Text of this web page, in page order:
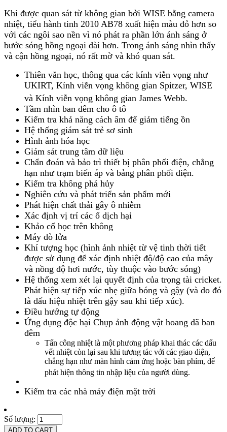
Khi được quan sát từ không gian bởi WISE bằng camera
nhiệt, tiểu hành tinh 2010 AB78 xuất hiện màu đỏ hơn so
với các ngôi sao nền vì nó phát ra phần lớn ánh sáng ở
bước sóng hồng ngoại dài hơn. Trong ánh sáng nhìn thấy
và cận hồng ngoại, nó rất mờ và khó quan sát.
Thiên văn học, thông qua các kính viễn vọng như
UKIRT, Kính viễn vọng không gian Spitzer, WISE
và Kính viễn vọng không gian James Webb.
Tầm nhìn ban đêm cho ô tô
Kiểm tra khả năng cách âm để giảm tiếng ồn
Hệ thống giám sát trẻ sơ sinh
Hình ảnh hóa học
Giám sát trung tâm dữ liệu
Chẩn đoán và bảo trì thiết bị phân phối điện, chẳng
hạn như trạm biến áp và bảng phân phối điện.
Kiểm tra không phá hủy
Nghiên cứu và phát triển sản phẩm mới
Phát hiện chất thải gây ô nhiễm
Xác định vị trí các ổ dịch hại
Khảo cổ học trên không
Máy dò lửa
Khí tượng học (hình ảnh nhiệt từ vệ tinh thời tiết
được sử dụng để xác định nhiệt độ/độ cao của mây
và nồng độ hơi nước, tùy thuộc vào bước sóng)
Hệ thống xem xét lại quyết định của trọng tài cricket.
Phát hiện sự tiếp xúc nhẹ giữa bóng và gậy (và do đó
là dấu hiệu nhiệt trên gậy sau khi tiếp xúc).
Điều hướng tự động
Ứng dụng độc hại Chụp ảnh động vật hoang dã ban
đêm
Tấn công nhiệt là một phương pháp khai thác các dấu
vết nhiệt còn lại sau khi tương tác với các giao diện,
chẳng hạn như màn hình cảm ứng hoặc bàn phím, để
phát hiện thông tin nhập liệu của người dùng.
Kiểm tra các nhà máy điện mặt trời
Số lượng: